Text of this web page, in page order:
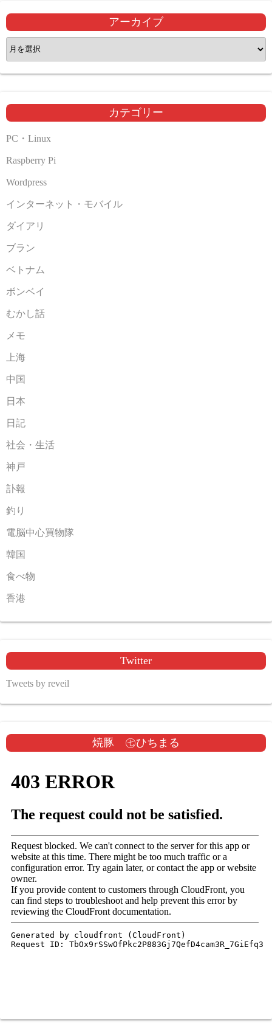
アーカイブ
ア
ー
カ
ブ
カテゴリー
PC・Linux
Raspberry Pi
Wordpress
インターネット・モバイル
ダイアリ
ブラン
ベトナム
ボンベイ
むかし話
メモ
上海
中国
日本
日記
社会・生活
神戸
訃報
釣り
電脳中心買物隊
韓国
食べ物
香港
Twitter
Tweets by reveil
焼豚 ㊆ひちまる